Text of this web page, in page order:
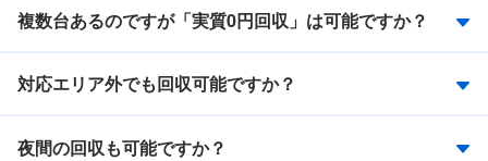
複数台あるのですが「実質0円回収」は可能ですか？
対応エリア外でも回収可能ですか？
夜間の回収も可能ですか？